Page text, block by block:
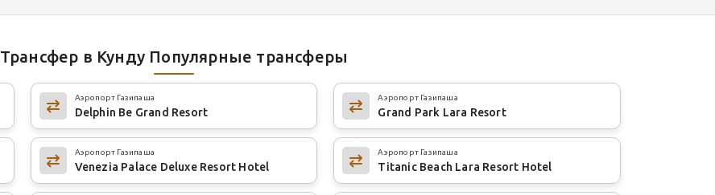
Трансфер в Кунду Популярные трансферы
Аэропорт Газипаша
Delphin Be Grand Resort
Аэропорт Газипаша
Grand Park Lara Resort
Аэропорт Газипаша
Venezia Palace Deluxe Resort Hotel
Аэропорт Газипаша
Titanic Beach Lara Resort Hotel